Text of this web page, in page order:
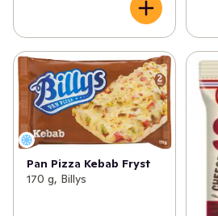
Pan Pizza Kebab Fryst
170 g, Billys